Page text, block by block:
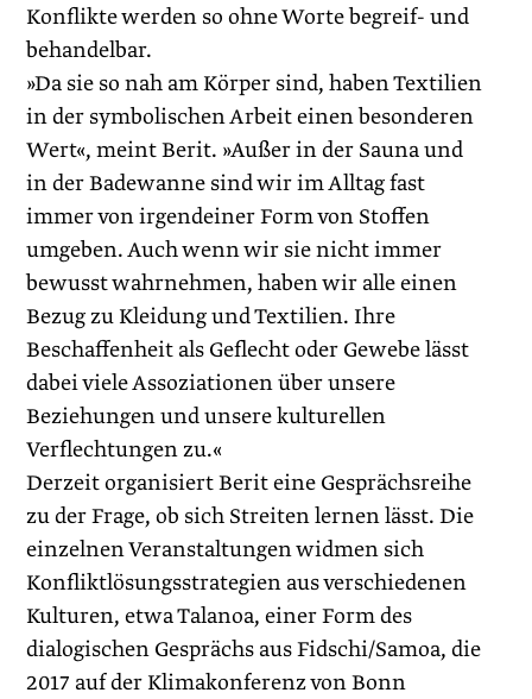
Konflikte werden so ohne Worte ­begreif- und
behandelbar.
»Da sie so nah am Körper sind, haben Textilien
in der symbolischen Arbeit einen besonderen
Wert«, meint Berit. »Außer in der Sauna und
in der Badewanne sind wir im Alltag fast
immer von irgendeiner Form von Stoffen
umgeben. Auch wenn wir sie nicht immer
bewusst wahrnehmen, haben wir alle einen
Bezug zu Kleidung und Textilien. Ihre
Beschaffenheit als Geflecht oder Gewebe lässt
dabei viele Assoziationen über unsere
Beziehungen und unsere kulturellen
Verflechtungen zu.«
Derzeit organisiert Berit eine Gesprächsreihe
zu der Frage, ob sich Streiten lernen lässt. Die
einzelnen Veranstaltungen widmen sich
Konfliktlösungsstrategien aus verschiedenen
Kulturen, etwa Talanoa, einer Form des
dialogischen Gesprächs aus Fidschi/Samoa, die
2017 auf der Klimakonferenz von Bonn